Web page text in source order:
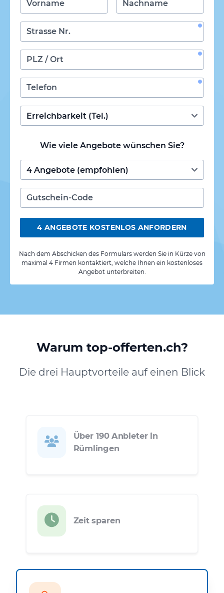
Wie viele Angebote wünschen Sie?
4 ANGEBOTE KOSTENLOS ANFORDERN
Nach dem Abschicken des Formulars werden Sie in Kürze von
maximal 4 Firmen kontaktiert, welche Ihnen ein kostenloses
Angebot unterbreiten.
Warum top-offerten.ch?
Die drei Hauptvorteile auf einen Blick
Über 190 Anbieter in
Rümlingen
Zeit sparen